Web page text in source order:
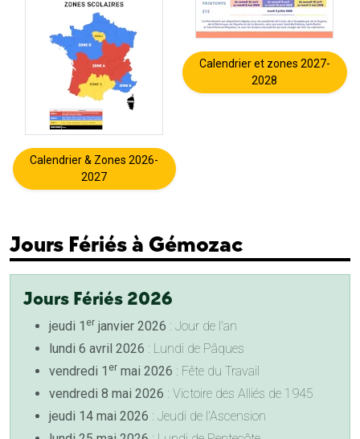
Calendrier & Zones 2026-
2027
Calendrier et zones 2027-
2028
Jours Fériés à Gémozac
Jours Fériés 2026
jeudi 1 er janvier 2026 : Jour de l'an
lundi 6 avril 2026 : Lundi de Pâques
vendredi 1 er mai 2026 : Fête du Travail
vendredi 8 mai 2026 : Victoire des Alliés de 1945
jeudi 14 mai 2026 : Jeudi de l'Ascension